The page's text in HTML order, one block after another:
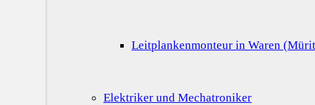
Leitplankenmonteur in Waren
Elektriker und Mechatroniker